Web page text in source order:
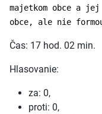
majetkom obce a
obce, ale nie
Čas: 17 hod. 02 min.
Hlasovanie:
za: 0,
proti: 0,